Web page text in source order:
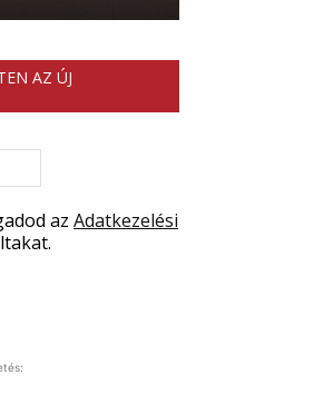
AZ ÚJ
az Adatkezelési